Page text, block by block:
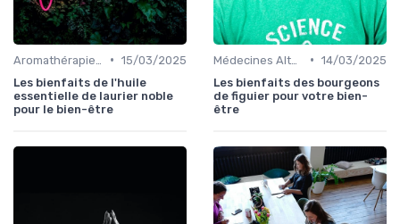
• 15/03/2025
Les bienfaits de l'huile
essentielle de laurier noble
pour le bien-être
• 14/03/2025
Les bienfaits des bourgeons
de figuier pour votre bien-
être